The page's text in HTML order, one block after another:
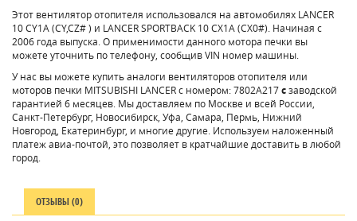
Этот вентилятор отопителя использовался на автомобилях LANCER
10 CY1A (CY,CZ# ) и LANCER SPORTBACK 10 CX1A (CX0#). Начиная с
2006 года выпуска. О применимости данного мотора печки вы
можете уточнить по телефону, сообщив VIN номер машины.
У нас вы можете купить аналоги вентиляторов отопителя или
моторов печки MITSUBISHI LANCER с номером: 7802A217сзаводской
гарантией 6 месяцев. Мы доставляем по Москве и всей России,
Санкт-Петербург, Новосибирск, Уфа, Самара, Пермь, Нижний
Новгород, Екатеринбург, и многие другие. Используем наложенный
платеж авиа-почтой, это позволяет в кратчайшие доставить в любой
город.
ОТЗЫВЫ (0)